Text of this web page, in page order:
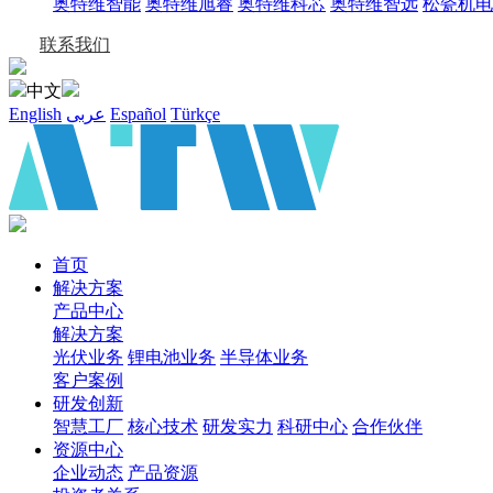
奥特维智能 奥特维旭睿 奥特维科芯 奥特维智远 松瓷机电
联系我们
中文
English عربى Español Türkçe
首页
解决方案
产品中心
解决方案
光伏业务 锂电池业务 半导体业务
客户案例
研发创新
智慧工厂 核心技术 研发实力 科研中心 合作伙伴
资源中心
企业动态 产品资源